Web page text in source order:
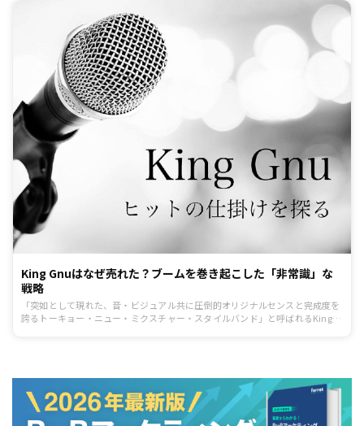
King Gnuはなぜ売れた？ブームを巻き起こした「非常識」な
戦略
「突如として現れた、音・ビジュアル共に圧倒的オリジナルセンスと完成度を
誇るトーキョー・ニュー・ミクスチャー・スタイルバンド」と呼ばれるKing
にバンド名をKing Gnuに改名。それからわずか2年ほどで日本のトップバンド
へと上り詰めた理由は何でしょうか？